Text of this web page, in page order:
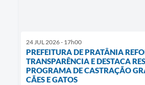
24 JUL 2026 - 17h00
PREFEITURA DE PRATÂNIA
TRANSPARÊNCIA E DESTACA
PROGRAMA DE CASTRAÇÃO
CÃES E GATOS